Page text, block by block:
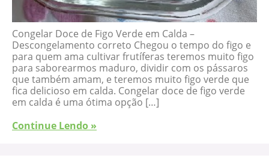
Congelar Doce de Figo Verde em Calda –
Descongelamento correto Chegou o tempo do figo e
para quem ama cultivar frutíferas teremos muito figo
para saborearmos maduro, dividir com os pássaros
que também amam, e teremos muito figo verde que
fica delicioso em calda. Congelar doce de figo verde
em calda é uma ótima opção […]
Continue Lendo »